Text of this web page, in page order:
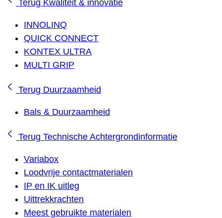
Terug Kwaliteit & innovatie
INNOLINQ
QUICK CONNECT
KONTEX ULTRA
MULTI GRIP
Terug Duurzaamheid
Bals & Duurzaamheid
Terug Technische Achtergrondinformatie
Variabox
Loodvrije contactmaterialen
IP en IK uitleg
Uittrekkrachten
Meest gebruikte materialen